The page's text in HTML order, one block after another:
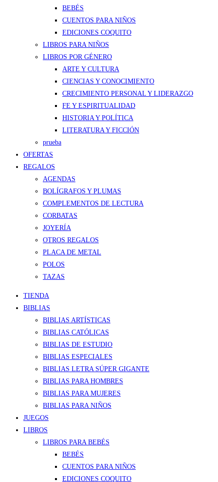
BEBÉS
CUENTOS PARA NIÑOS
EDICIONES COQUITO
LIBROS PARA NIÑOS
LIBROS POR GÉNERO
ARTE Y CULTURA
CIENCIAS Y CONOCIMIENTO
CRECIMIENTO PERSONAL Y LIDERAZGO
FE Y ESPIRITUALIDAD
HISTORIA Y POLÍTICA
LITERATURA Y FICCIÓN
prueba
OFERTAS
REGALOS
AGENDAS
BOLÍGRAFOS Y PLUMAS
COMPLEMENTOS DE LECTURA
CORBATAS
JOYERÍA
OTROS REGALOS
PLACA DE METAL
POLOS
TAZAS
TIENDA
BIBLIAS
BIBLIAS ARTÍSTICAS
BIBLIAS CATÓLICAS
BIBLIAS DE ESTUDIO
BIBLIAS ESPECIALES
BIBLIAS LETRA SÚPER GIGANTE
BIBLIAS PARA HOMBRES
BIBLIAS PARA MUJERES
BIBLIAS PARA NIÑOS
JUEGOS
LIBROS
LIBROS PARA BEBÉS
BEBÉS
CUENTOS PARA NIÑOS
EDICIONES COQUITO